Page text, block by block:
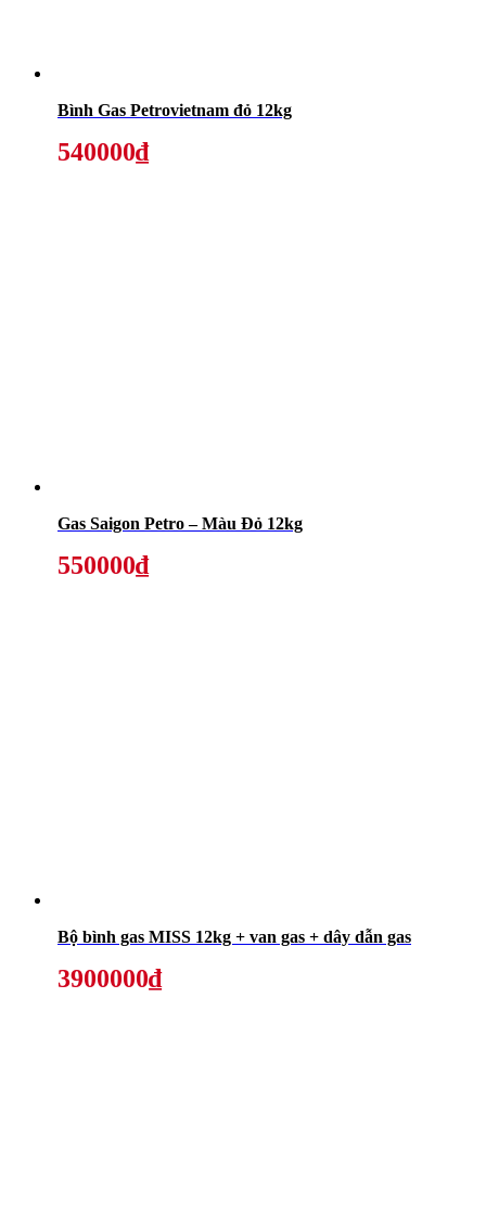
Bình Gas Petrovietnam đỏ 12kg
540000₫
Gas Saigon Petro – Màu Đỏ 12kg
550000₫
Bộ bình gas MISS 12kg + van gas + dây dẫn gas
3900000₫